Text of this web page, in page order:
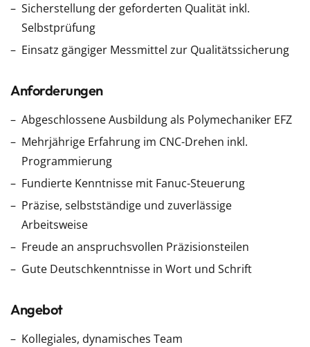
Sicherstellung der geforderten Qualität inkl.
Selbstprüfung
Einsatz gängiger Messmittel zur Qualitätssicherung
Anforderungen
Abgeschlossene Ausbildung als Polymechaniker EFZ
Mehrjährige Erfahrung im CNC-Drehen inkl.
Programmierung
Fundierte Kenntnisse mit Fanuc-Steuerung
Präzise, selbstständige und zuverlässige
Arbeitsweise
Freude an anspruchsvollen Präzisionsteilen
Gute Deutschkenntnisse in Wort und Schrift
Angebot
Kollegiales, dynamisches Team